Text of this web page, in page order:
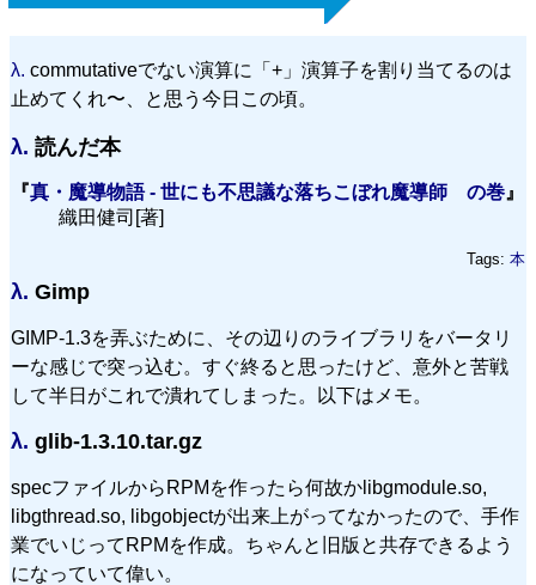
λ. commutativeでない演算に「+」演算子を割り当てるのは
止めてくれ〜、と思う今日この頃。
λ. 読んだ本
『真・魔導物語 - 世にも不思議な落ちこぼれ魔導師 の巻 』
織田健司[著]
Tags: 本
λ. Gimp
GIMP-1.3を弄ぶために、その辺りのライブラリをバータリ
ーな感じで突っ込む。すぐ終ると思ったけど、意外と苦戦
して半日がこれで潰れてしまった。以下はメモ。
λ. glib-1.3.10.tar.gz
specファイルからRPMを作ったら何故かlibgmodule.so,
libgthread.so, libgobjectが出来上がってなかったので、手作
業でいじってRPMを作成。ちゃんと旧版と共存できるよう
になっていて偉い。